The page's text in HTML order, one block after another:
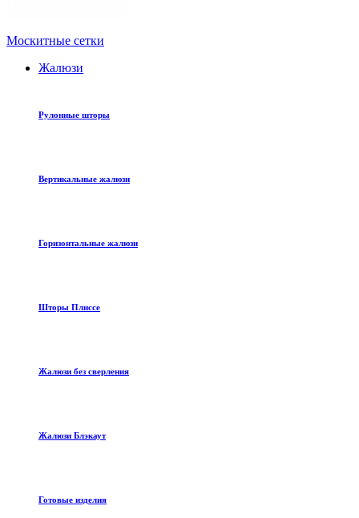
Москитные сетки
Жалюзи
Рулонные шторы
Вертикальные жалюзи
Горизонтальные жалюзи
Шторы Плиссе
Жалюзи без сверления
Жалюзи Блэкаут
Готовые изделия